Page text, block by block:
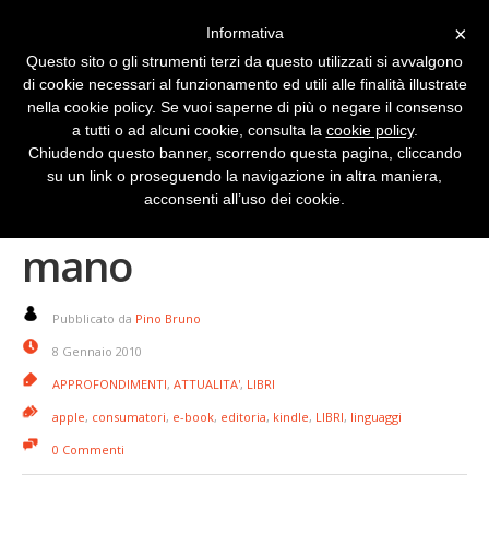
eBook con il freno a
mano
Pubblicato da Pino Bruno
8 Gennaio 2010
APPROFONDIMENTI, ATTUALITA', LIBRI
apple, consumatori, e-book, editoria, kindle, LIBRI, linguaggi
0 Commenti
×
Informativa
Questo sito o gli strumenti terzi da questo utilizzati si avvalgono
di cookie necessari al funzionamento ed utili alle finalità illustrate
nella cookie policy. Se vuoi saperne di più o negare il consenso
a tutti o ad alcuni cookie, consulta la cookie policy.
Chiudendo questo banner, scorrendo questa pagina, cliccando
su un link o proseguendo la navigazione in altra maniera,
acconsenti all’uso dei cookie.